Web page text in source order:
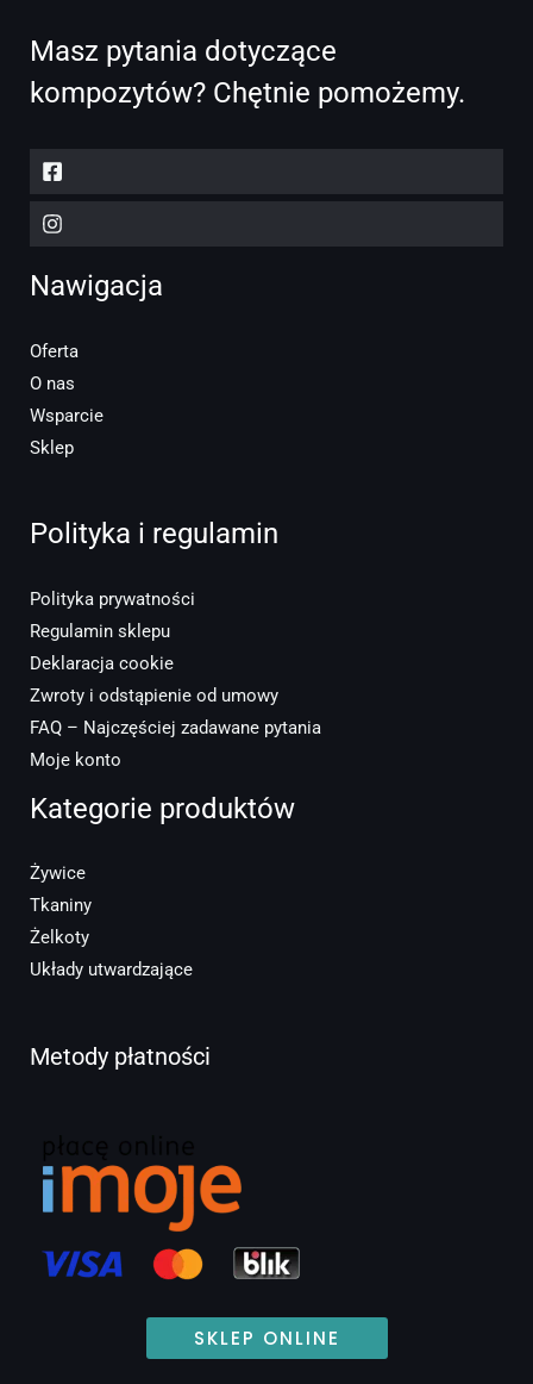
Masz pytania dotyczące
kompozytów? Chętnie pomożemy.
Nawigacja
Oferta
O nas
Wsparcie
Sklep
Polityka i regulamin
Polityka prywatności
Regulamin sklepu
Deklaracja cookie
Zwroty i odstąpienie od umowy
FAQ – Najczęściej zadawane pytania
Moje konto
Kategorie produktów
Żywice
Tkaniny
Żelkoty
Układy utwardzające
Metody płatności
SKLEP ONLINE